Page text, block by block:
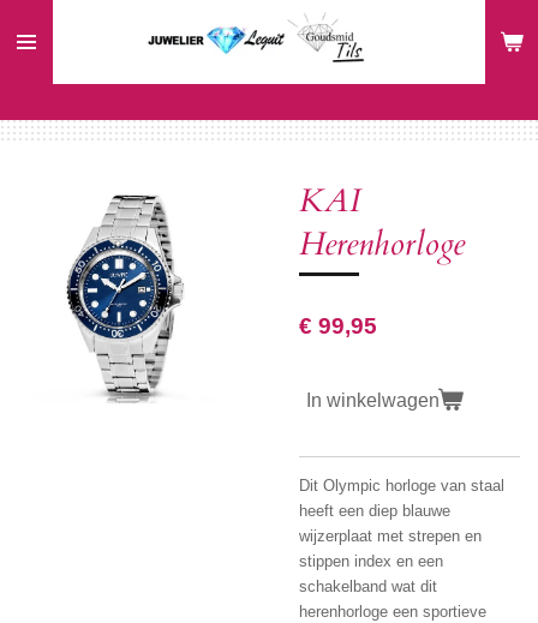
direct
hoofdinhoud
KAI
Herenhorloge
€ 99,95
In winkelwagen
Dit Olympic horloge van staal
heeft een diep blauwe
wijzerplaat met strepen en
stippen index en een
schakelband wat dit
herenhorloge een sportieve